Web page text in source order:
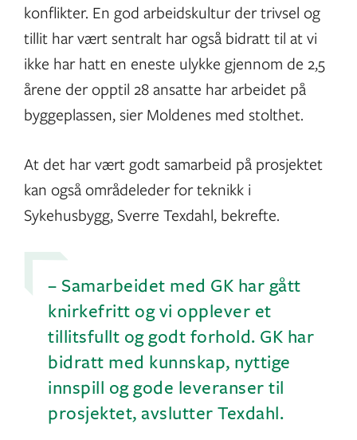
konflikter. En god arbeidskultur der trivsel og
tillit har vært sentralt har også bidratt til at vi
ikke har hatt en eneste ulykke gjennom de 2,5
årene der opptil 28 ansatte har arbeidet på
byggeplassen, sier Moldenes med stolthet.
At det har vært godt samarbeid på prosjektet
kan også områdeleder for teknikk i
Sykehusbygg, Sverre Texdahl, bekrefte.
– Samarbeidet med GK har gått
knirkefritt og vi opplever et
tillitsfullt og godt forhold. GK har
bidratt med kunnskap, nyttige
innspill og gode leveranser til
prosjektet, avslutter Texdahl.